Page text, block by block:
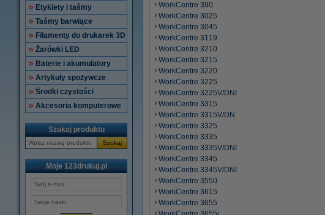
Etykiety i taśmy
Taśmy barwiące
Filamenty do drukarek 3D
Żarówki LED
Baterie i akumulatory
Artykuły spożywcze
Środki czystości
Akcesoria komputerowe
Szukaj produktu
Szukaj
Moje 123drukuj.pl
WorkCentre 390
WorkCentre 3025
WorkCentre 3045
WorkCentre 3119
WorkCentre 3210
WorkCentre 3215
WorkCentre 3220
WorkCentre 3225
WorkCentre 3225V/DNI
WorkCentre 3315
WorkCentre 3315V/DN
WorkCentre 3325
WorkCentre 3335
WorkCentre 3335V/DNI
WorkCentre 3345
WorkCentre 3345V/DNI
WorkCentre 3550
WorkCentre 3615
WorkCentre 3655